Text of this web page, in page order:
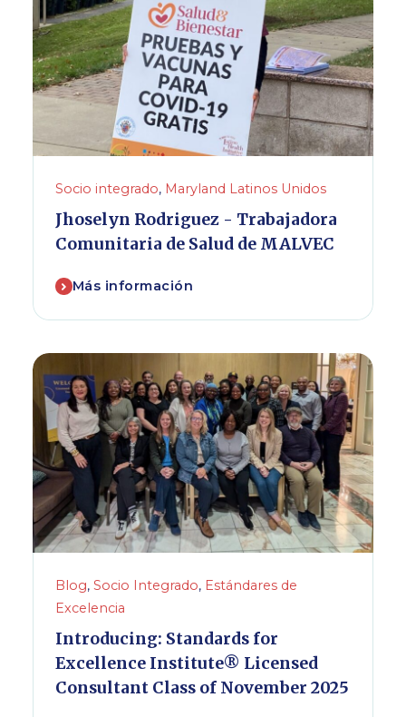
Socio integrado, Maryland Latinos Unidos
Jhoselyn Rodriguez - Trabajadora
Comunitaria de Salud de MALVEC
Más información
Blog, Socio Integrado, Estándares de
Excelencia
Introducing: Standards for
Excellence Institute® Licensed
Consultant Class of November 2025